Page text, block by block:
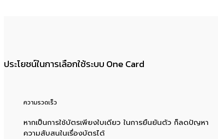
ประโยชน์ในการเลือกใช้ระบบ One Card
ความรวดเร็ว
หากเป็นการใช้บัตรเพียงใบเดียว ในการยืนยันตัว ก็ลดปัญหา
ความสับสนในเรื่องบัตรได้